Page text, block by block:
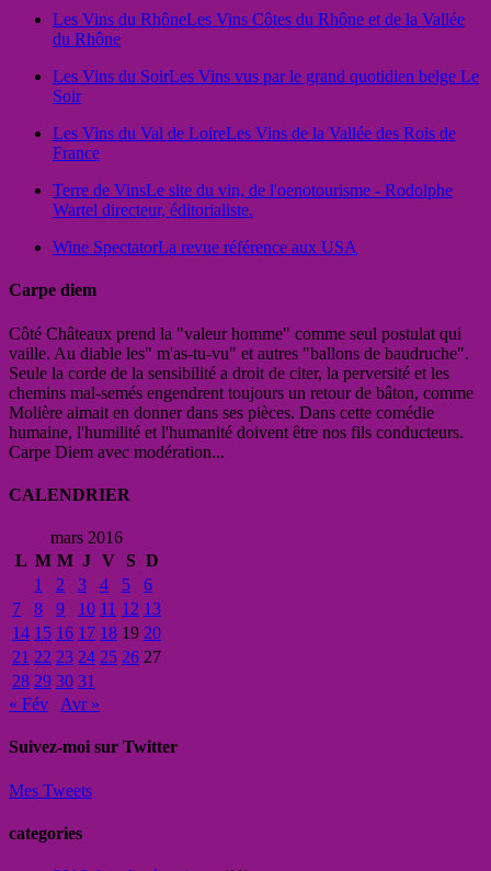
Les Vins du RhôneLes Vins Côtes du Rhône et de la Vallée
du Rhône
Les Vins du SoirLes Vins vus par le grand quotidien belge Le
Soir
Les Vins du Val de LoireLes Vins de la Vallée des Rois de
France
Terre de VinsLe site du vin, de l'oenotourisme - Rodolphe
Wartel directeur, éditorialiste.
Wine SpectatorLa revue référence aux USA
Carpe diem
Côté Châteaux prend la "valeur homme" comme seul postulat qui
vaille. Au diable les" m'as-tu-vu" et autres "ballons de baudruche".
Seule la corde de la sensibilité a droit de citer, la perversité et les
chemins mal-semés engendrent toujours un retour de bâton, comme
Molière aimait en donner dans ses pièces. Dans cette comédie
humaine, l'humilité et l'humanité doivent être nos fils conducteurs.
Carpe Diem avec modération...
CALENDRIER
mars 2016
L M M J V S D
1
2 3 4 5
6
7
8 9 10 11 12 13
14 15 16 17 18 19 20
21 22 23 24 25 26 27
28 29 30 31
« Fév
Avr »
Suivez-moi sur Twitter
Mes Tweets
categories